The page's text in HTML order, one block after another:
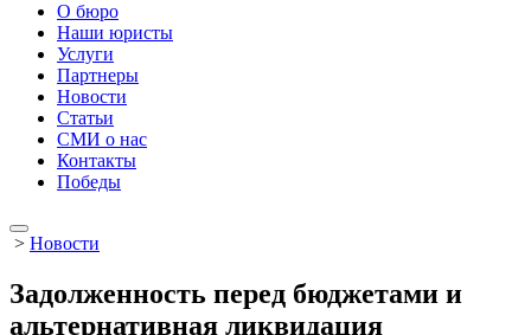
О бюро
Наши юристы
Услуги
Партнеры
Новости
Статьи
СМИ о нас
Контакты
Победы
> Новости
Задолженность перед бюджетами и
альтернативная ликвидация